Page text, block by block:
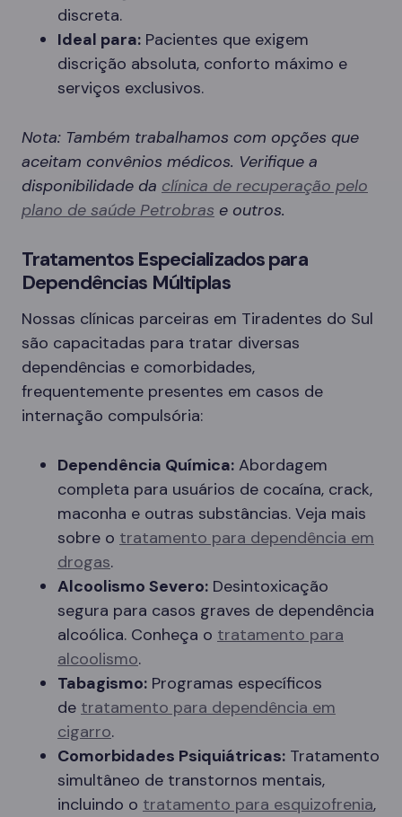
discreta.
Ideal para: Pacientes que exigem
discrição absoluta, conforto máximo e
serviços exclusivos.
Nota: Também trabalhamos com opções que
aceitam convênios médicos. Verifique a
disponibilidade da clínica de recuperação pelo
plano de saúde Petrobras e outros.
Tratamentos Especializados para
Dependências Múltiplas
Nossas clínicas parceiras em Tiradentes do Sul
são capacitadas para tratar diversas
dependências e comorbidades,
frequentemente presentes em casos de
internação compulsória:
Dependência Química: Abordagem
completa para usuários de cocaína, crack,
maconha e outras substâncias. Veja mais
sobre o tratamento para dependência em
drogas.
Alcoolismo Severo: Desintoxicação
segura para casos graves de dependência
alcoólica. Conheça o tratamento para
alcoolismo.
Tabagismo: Programas específicos
de tratamento para dependência em
cigarro.
Comorbidades Psiquiátricas: Tratamento
simultâneo de transtornos mentais,
incluindo o tratamento para esquizofrenia,